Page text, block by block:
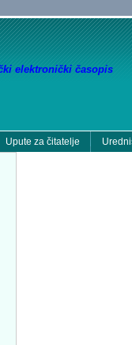
elektronički časopis
Upute za čitatelje